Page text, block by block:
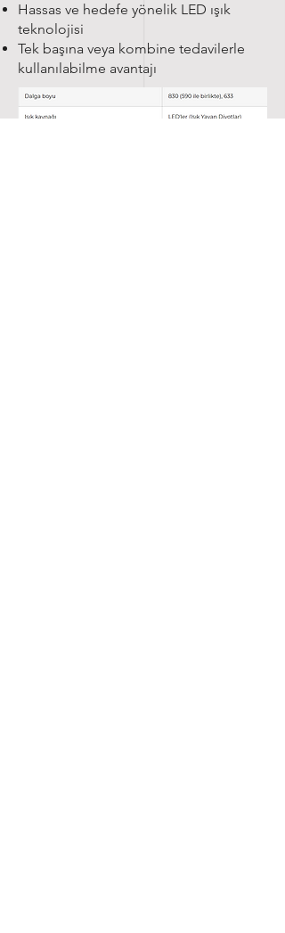
Hassas ve hedefe yönelik LED ışık
teknolojisi
Tek başına veya kombine tedavilerle
kullanılabilme avantajı